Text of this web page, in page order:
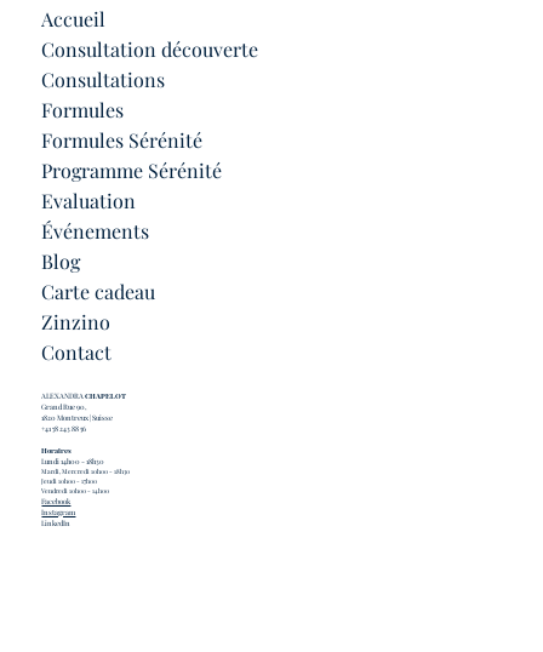
Accueil
Consultation découverte
Consultations
Formules
Formules Sérénité
Programme Sérénité
Evaluation
Événements
Blog
Carte cadeau
Zinzino
Contact
Facebook
Instagram
LinkedIn
ALEXANDRACHAPELOT
Grand Rue 90,
1820 Montreux | Suisse
+41 78 243 88 56
Horaires
Lundi 14h00 - 18h30
Mardi, Mercredi 10h00 - 18h30
Jeudi 10h00 - 17h00
Vendredi 10h00 - 14h00